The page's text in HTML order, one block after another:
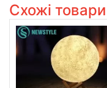
Схожі товари